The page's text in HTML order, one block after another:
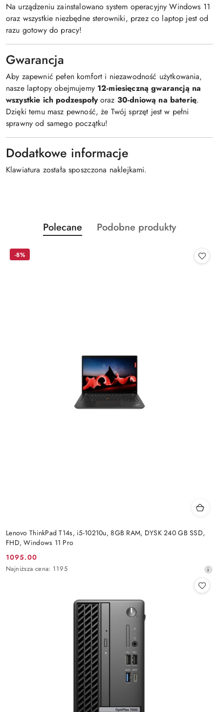
Na urządzeniu zainstalowano system operacyjny Windows 11
oraz wszystkie niezbędne sterowniki, przez co laptop jest od
razu gotowy do pracy!
Gwarancja
Aby zapewnić pełen komfort i niezawodność użytkowania,
nasze laptopy obejmujemy 12-miesięczną gwarancją na
wszystkie ich podzespoły oraz 30-dniową na baterię.
Dzięki temu masz pewność, że Twój sprzęt jest w pełni
sprawny od samego początku!
Dodatkowe informacje
Klawiatura została sposzczona naklejkami.
Pomiń karuzelę produktów
Produkty
o
Polecane
Produkty
Podobne produkty
Lenovo ThinkPad T14s, i5-10210u, 8GB RAM, DYSK 240 GB SSD,
FHD, Windows 11 Pro
Cena
promocyjna:
1095.00
Najniższa
Najniższa cena: 1195
-8%